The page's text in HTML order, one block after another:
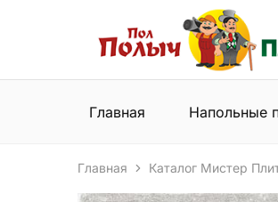
Пол
Полыч
Плиткин
Сеть
магазинов
и
керамической
Главная Напольные
Главная Каталог Мистер